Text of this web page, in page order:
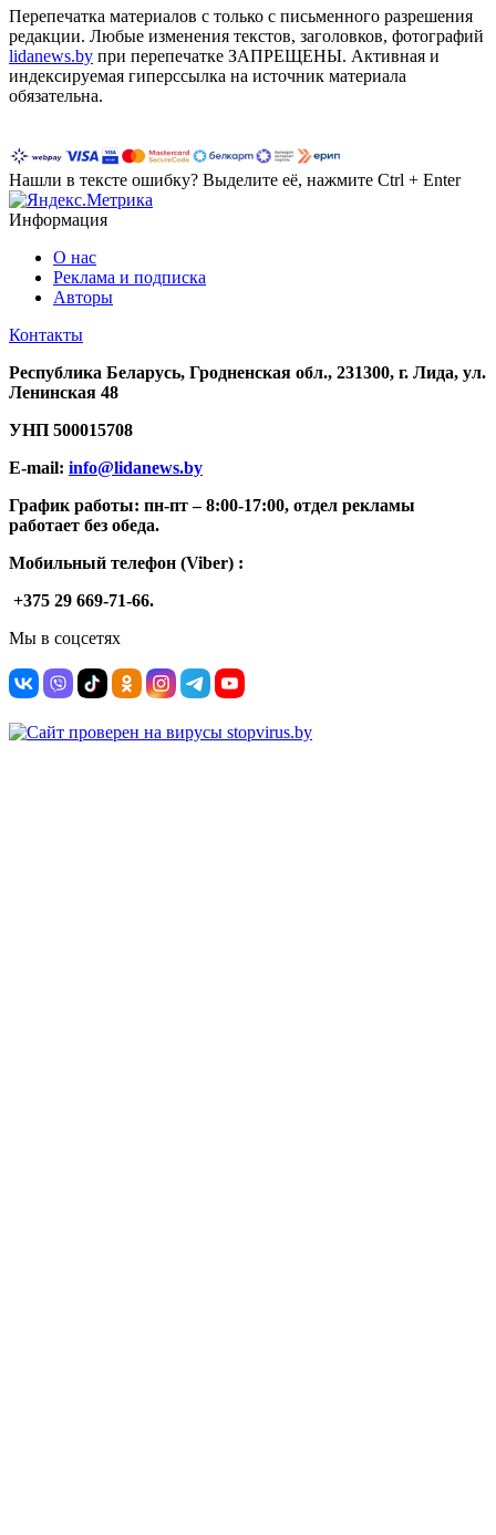
Перепечатка материалов c только с письменного разрешения
редакции. Любые изменения текстов, заголовков, фотографий
lidanews.by при перепечатке ЗАПРЕЩЕНЫ. Активная и
индексируемая гиперссылка на источник материала
обязательна.
Нашли в тексте ошибку? Выделите её, нажмите Ctrl + Enter
Информация
О нас
Реклама и подписка
Авторы
Контакты
Республика Беларусь, Гродненская обл., 231300, г. Лида, ул.
Ленинская 48
УНП 500015708
E-mail: info@lidanews.by
График работы: пн-пт –8:00-17:00, отдел рекламы
работает без обеда.
Мобильный телефон (Viber) :
+375 29 669-71-66.
Мы в соцсетях